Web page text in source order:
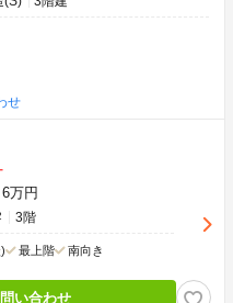
せ
-
6万円
3階
最上階 南向き
い合わせ